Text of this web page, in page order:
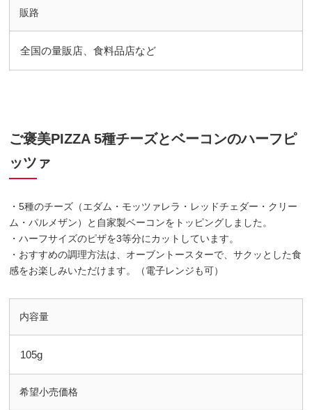
販路
全国の量販店、食料品店など
ご褒美PIZZA 5種チーズとベーコンのハーフピ
ッツァ
・5種のチーズ（エダム・モッツァレラ・レッドチェダー・クリー
ム・パルメザン）と自家製ベーコンをトッピングしました。
・ハーフサイズのピザを3等分にカットしています。
・おすすめの調理方法は、オーブントースターで、サクッとした食
感をお楽しみいただけます。（電子レンジも可）
内容量
105g
希望小売価格